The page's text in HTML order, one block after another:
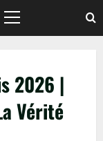
Menu
2026 |
Vérité